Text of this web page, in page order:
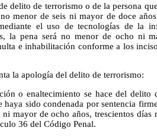
delito de terrorismo o de la persona
menor de seis ni mayor de doce
el uso de tecnologías de la
la pena será no menor de ocho ni
e inhabilitación conforme a los
la apología del delito de terrorismo:
o enaltecimiento se hace del delito
haya sido condenada por sentencia
mayor de ocho años, trescientos
36 del Código Penal.